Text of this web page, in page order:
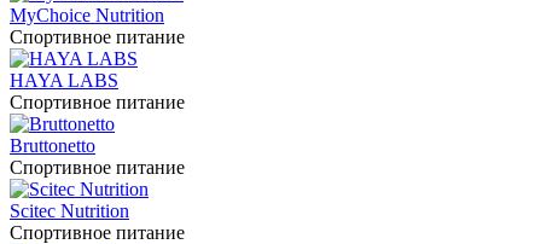
MyChoice Nutrition
Спортивное питание
HAYA LABS
Спортивное питание
Bruttonetto
Спортивное питание
Scitec Nutrition
Спортивное питание